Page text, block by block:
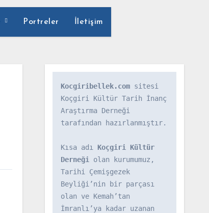
Portreler İletişim
Kocgiribellek.com sitesi
Koçgiri Kültür Tarih İnanç
Araştırma Derneği
tarafından hazırlanmıştır.
Kısa adı Koçgiri Kültür
Derneği olan kurumumuz,
Tarihi Çemişgezek
Beyliği’nin bir parçası
olan ve Kemah’tan
İmranlı’ya kadar uzanan